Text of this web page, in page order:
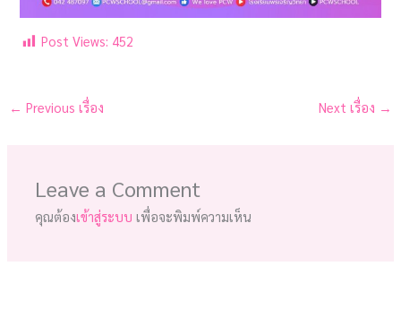
Post Views: 452
← Previous เรื่อง Next เรื่อง →
Leave a Comment
คุณต้องเข้าสู่ระบบ เพื่อจะพิมพ์ความเห็น